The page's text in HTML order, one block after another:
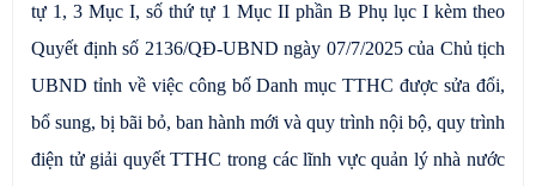
tự 1, 3 Mục I, số thứ tự 1 Mục II phần B Phụ lục I kèm theo
Quyết định số 2136/QĐ-UBND ngày 07/7/2025 của Chủ tịch
UBND tỉnh về việc công bố Danh mục TTHC được sửa đổi,
bổ sung, bị bãi bỏ, ban hành mới và quy trình nội bộ, quy trình
điện tử giải quyết TTHC trong các lĩnh vực quản lý nhà nước